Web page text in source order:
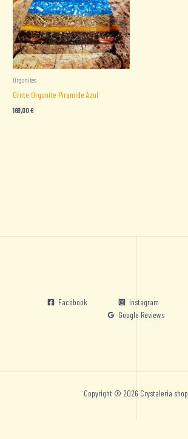
Orgonites
Grote Orgonite Piramide Azul
169,00€
Facebook Instagram
Google Reviews
Copyright © 2026 Crystaleria shop